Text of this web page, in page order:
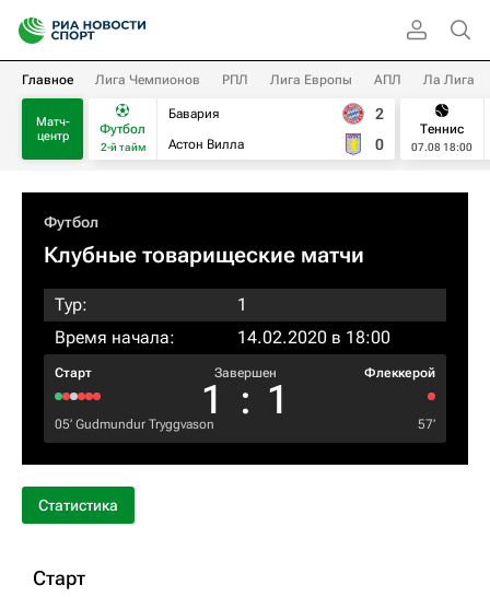
Главное Лига Чемпионов РПЛ Лига Европы АПЛ Ла Лига
Матч-
центр
Футбол
2-й тайм
Бавария
Астон Вилла
2
0
Теннис
07.08 18:00
Футбол
Клубные товарищеские матчи
Тур:
1
Время начала:
14.02.2020 в 18:00
Старт Завершен
1 : 1
Флеккерой
05‎’‎ Gudmundur Tryggvason 57‎’‎
Статистика
Старт